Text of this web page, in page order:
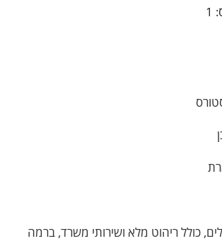
כולל ריהוט מלא ושירותי משרד, ברמה